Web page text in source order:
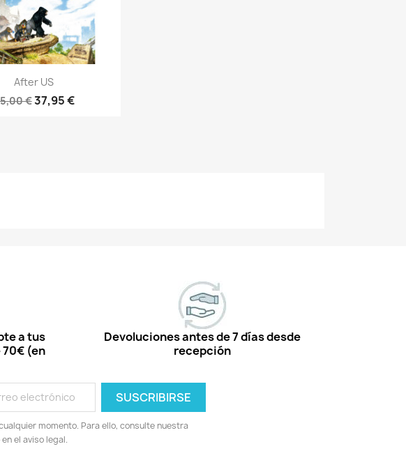
Vista rápida
After US
€37,95 €
a tus
(en
Devoluciones antes de 7 días desde
recepción
momento. Para ello, consulte nuestra
el aviso legal.